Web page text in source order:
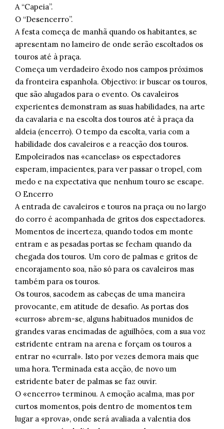
A “Capeia”.
O “Desencerro”.
A festa começa de manhã quando os habitantes, se
apresentam no lameiro de onde serão escoltados os
touros até à praça.
Começa um verdadeiro êxodo nos campos próximos
da fronteira espanhola. Objectivo: ir buscar os touros,
que são alugados para o evento. Os cavaleiros
experientes demonstram as suas habilidades, na arte
da cavalaria e na escolta dos touros até à praça da
aldeia (encerro). O tempo da escolta, varia com a
habilidade dos cavaleiros e a reacção dos touros.
Empoleirados nas «cancelas» os espectadores
esperam, impacientes, para ver passar o tropel, com
medo e na expectativa que nenhum touro se escape.
O Encerro
A entrada de cavaleiros e touros na praça ou no largo
do corro é acompanhada de gritos dos espectadores.
Momentos de incerteza, quando todos em monte
entram e as pesadas portas se fecham quando da
chegada dos touros. Um coro de palmas e gritos de
encorajamento soa, não só para os cavaleiros mas
também para os touros.
Os touros, sacodem as cabeças de uma maneira
provocante, em atitude de desafio. As portas dos
«curros» abrem-se, alguns habituados munidos de
grandes varas encimadas de aguilhões, com a sua voz
estridente entram na arena e forçam os touros a
entrar no «curral». Isto por vezes demora mais que
uma hora. Terminada esta acção, de novo um
estridente bater de palmas se faz ouvir.
O «encerro» terminou. A emoção acalma, mas por
curtos momentos, pois dentro de momentos tem
lugar a «prova», onde será avaliada a valentia dos